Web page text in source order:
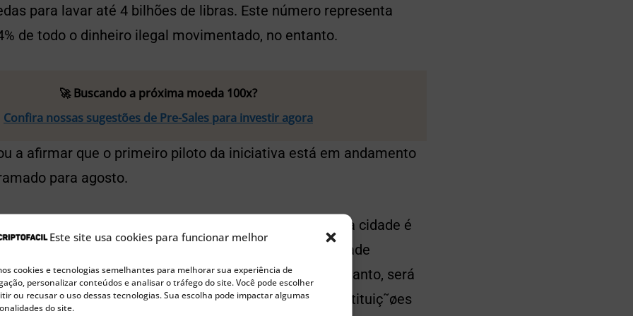
Este site usa cookies para funcionar melhor
cookies e tecnologias semelhantes para melhorar sua experiência de
personalizar conteúdos e analisar o tráfego do site. Você pode escolher
ou recusar o uso dessas tecnologias. Sua escolha pode impactar algumas
do site.
para lavar até 4 bilhões de libras. Este número representa
de todo o dinheiro ilegal movimentado, no entanto.
🚀 Buscando a próxima moeda 100x?
Confira nossas sugestões de Pre-Sales para investir agora
a afirmar que o primeiro piloto da iniciativa está em andamento
para agosto.
o treinamento em Londres parece boa, uma vez que a cidade é
mais importantes do planeta. A polícia da cidade
como Força Nacional de Liderança por Fraude. Portanto, será
compartilhar as melhores práticas com outras instituiç˜øes